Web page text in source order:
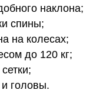
наклона;
спины;
на колесах;
до 120 кг;
головы.